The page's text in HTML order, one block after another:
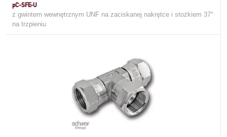
pC-SFE-U
z gwintem wewnętrznym UNF na zaciskanej nakrętce i stożkiem 37°
na trzpieniu